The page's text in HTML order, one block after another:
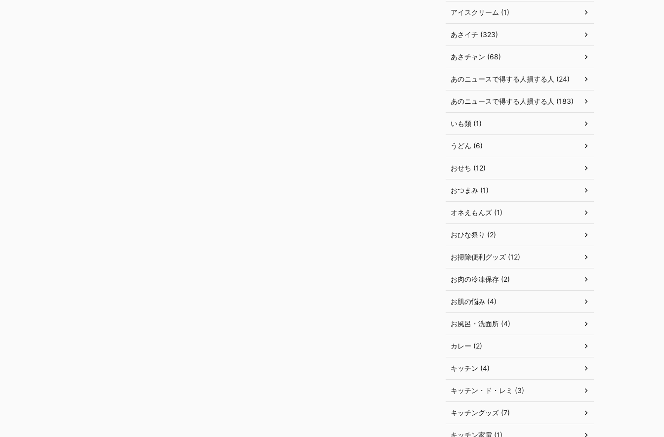
アイスクリーム (1)
あさイチ (323)
あさチャン (68)
あのニュースで得する人損する人 (24)
あのニュースで得する人損する人 (183)
いも類 (1)
うどん (6)
おせち (12)
おつまみ (1)
オネえもんズ (1)
おひな祭り (2)
お掃除便利グッズ (12)
お肉の冷凍保存 (2)
お肌の悩み (4)
お風呂・洗面所 (4)
カレー (2)
キッチン (4)
キッチン・ド・レミ (3)
キッチングッズ (7)
キッチン家電 (1)